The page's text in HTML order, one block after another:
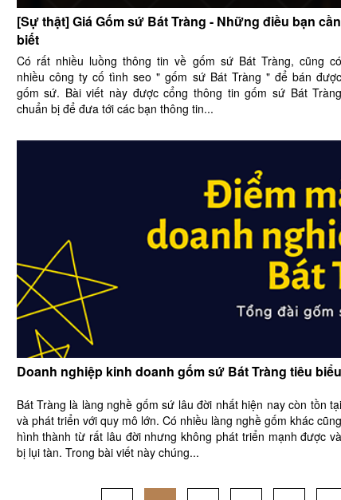
[Sự thật] Giá Gốm sứ Bát Tràng - Những điều bạn cần
biết
Có rất nhiều luồng thông tin về gốm sứ Bát Tràng, cũng có
nhiều công ty cố tình seo " gốm sứ Bát Tràng " để bán được
gốm sứ. Bài viết này được cổng thông tin gốm sứ Bát Tràng
chuẩn bị để đưa tới các bạn thông tin...
Doanh nghiệp kinh doanh gốm sứ Bát Tràng tiêu biểu
Bát Tràng là làng nghề gốm sứ lâu đời nhất hiện nay còn tồn tại
và phát triển với quy mô lớn. Có nhiều làng nghề gốm khác cũng
hình thành từ rất lâu đời nhưng không phát triển mạnh được và
bị lụi tàn. Trong bài viết này chúng...